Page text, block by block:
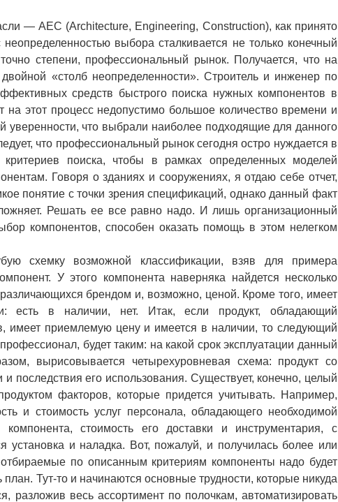
— AEC (Architecture, Engineering, Construction), как принято
выбора сталкивается не только конечный
степени, профессиональный рынок. Получается, что на
«столб неопределенности». Строитель и инженер по
средств быстрого поиска нужных компонентов в
на этот процесс недопустимо большое количество времени и
уверенности, что выбрали наиболее подходящие для данного
что профессиональный рынок сегодня остро нуждается в
поиска, чтобы в рамках определенных моделей
Говоря о зданиях и сооружениях, я отдаю себе отчет,
понятие с точки зрения спецификаций, однако данный факт
Решать ее все равно надо. И лишь организационный
компонентов, способен оказать помощь в этом нелегком
схемку возможной классификации, взяв для примера
У этого компонента наверняка найдется несколько
брендом и, возможно, ценой. Кроме того, имеет
есть в наличии, нет. Итак, если продукт, обладающий
имеет приемлемую цену и имеется в наличии, то следующий
будет таким: на какой срок эксплуатации данный
вырисовывается четырехуровневая схема: продукт со
и последствия его использования. Существует, конечно, целый
факторов, которые придется учитывать. Например,
и стоимость услуг персонала, обладающего необходимой
компонента, стоимость его доставки и инструментария, с
установка и наладка. Вот, пожалуй, и получилась более или
по описанным критериям компоненты надо будет
план. Тут-то и начинаются основные трудности, которые никуда
разложив весь ассортимент по полочкам, автоматизировать